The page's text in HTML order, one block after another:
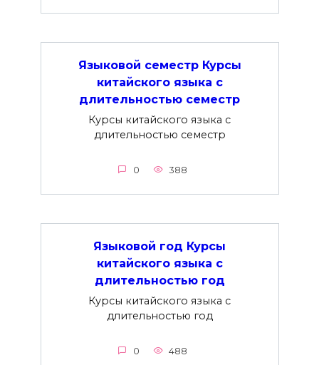
Языковой семестр Курсы
китайского языка с
длительностью семестр
Курсы китайского языка с
длительностью семестр
0 388
Языковой год Курсы
китайского языка с
длительностью год
Курсы китайского языка с
длительностью год
0 488